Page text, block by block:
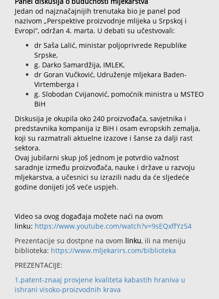
Jedan od najznačajnijih trenutaka bio je panel pod
nazivom „Perspektive proizvodnje mlijeka u Srpskoj i
Evropi“, održan 4. marta. U debati su učestvovali:
dr Saša Lalić, ministar poljoprivrede Republike
Srpske,
g. Darko Samardžija, IMLEK,
dr Goran Vučković, Udruženje mljekara Baden-
Virtemberga i
g. Slobodan Cvijanović, pomoćnik ministra u MSTEO
BiH
Diskusija je okupila oko 240 proizvođača, savjetnika i
predstavnika kompanija iz BiH i osam evropskih zemalja,
koji su razmatrali aktuelne izazove i šanse za dalji rast
sektora.
Ovaj jubilarni skup još jednom je potvrdio važnost
saradnje između proizvođača, nauke i države u razvoju
mljekarstva, a učesnici su izrazili nadu da će sljedeće
godine donijeti još veće uspjeh.
Video sa ovog događaja možete naći na ovom
linku: https://www.youtube.com/watch?v=9sEQxffYz54
Prezentacije su dostpne na ovom linku, ili na meniju
biblioteka: https://www.mljekarirs.com/biblioteka
PREZENTACIJE:
1.patent-znaaj provjene kvaliteta kabastih hraniva u
ishrani visoko-proizvodnih krava